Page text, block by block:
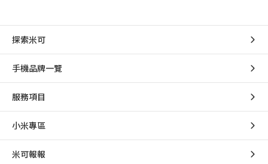
探索米可
手機品牌一覽
服務項目
小米專區
米可報報